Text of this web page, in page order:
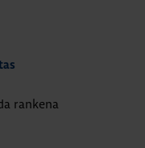
rankena